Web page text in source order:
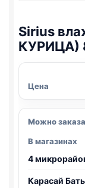
Sirius
КУРИЦА)
Цена
Можно
В магазинах
4
Карасай